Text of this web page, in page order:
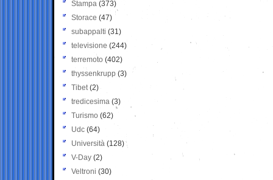
Stampa (373)
Storace (47)
subappalti (31)
televisione(244)
terremoto (402)
thyssenkrupp (3)
Tibet(2)
tredicesima (3)
Turismo (62)
Udc (64)
Università (128)
V-Day (2)
Veltroni (30)